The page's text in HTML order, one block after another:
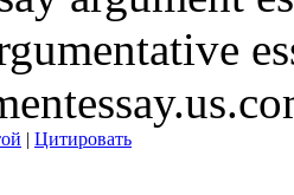
| Цитировать